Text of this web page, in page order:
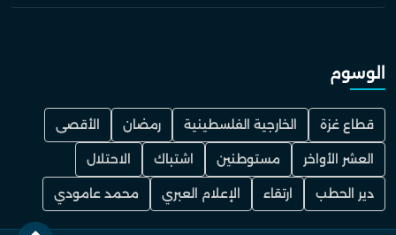
الوسوم
قطاع غزة الخارجية الفلسطينية رمضان الأقصى
العشر الأواخر مستوطنين اشتباك الاحتلال
دير الحطب ارتقاء الإعلام العبري محمد عامودي